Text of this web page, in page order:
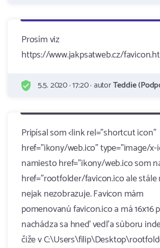
Prosím viz
https://www.jakpsatweb.cz/
5.5. 2020 · 17:20 · autorTeddie
Pripísal som <link rel="shortcut icon"
href="ikony/web.ico" type="image/x-
namiesto href="ikony/web.ico som
href="rootfolder/favicon.ico ale stále
nejak nezobrazuje. Favicon mám
pomenovanú favicon.ico a má 16x16
nachádza sa hneď vedľa súboru
čiže v